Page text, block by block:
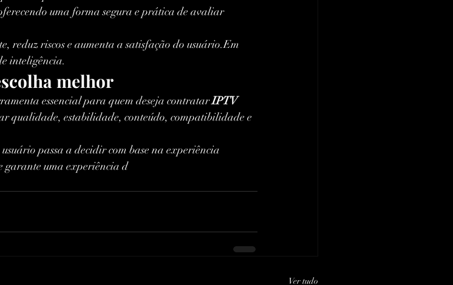
uma forma segura e prática de avaliar
reduz riscos e aumenta a satisfação do usuário.Em
inteligência.
melhor
essencial para quem deseja contratar IPTV
qualidade, estabilidade, conteúdo, compatibilidade e
passa a decidir com base na experiência
garante uma experiência d
Ver tudo